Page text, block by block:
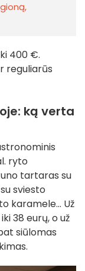
400 €.
reguliarūs
ką verta
ryto
tartaras su
sviesto
karamele... Už
38 eurų, o už
siūlomas